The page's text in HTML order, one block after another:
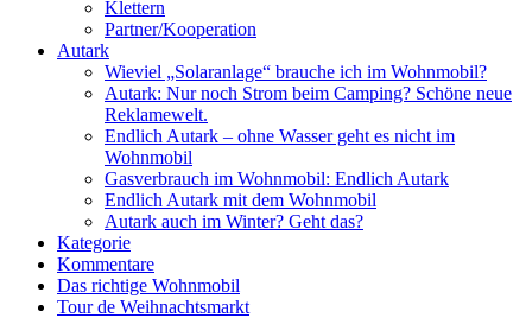
Klettern
Partner/Kooperation
Autark
Wieviel „Solaranlage“ brauche ich im Wohnmobil?
Autark: Nur noch Strom beim Camping? Schöne neue
Reklamewelt.
Endlich Autark – ohne Wasser geht es nicht im
Wohnmobil
Gasverbrauch im Wohnmobil: Endlich Autark
Endlich Autark mit dem Wohnmobil
Autark auch im Winter? Geht das?
Kategorie
Kommentare
Das richtige Wohnmobil
Tour de Weihnachtsmarkt